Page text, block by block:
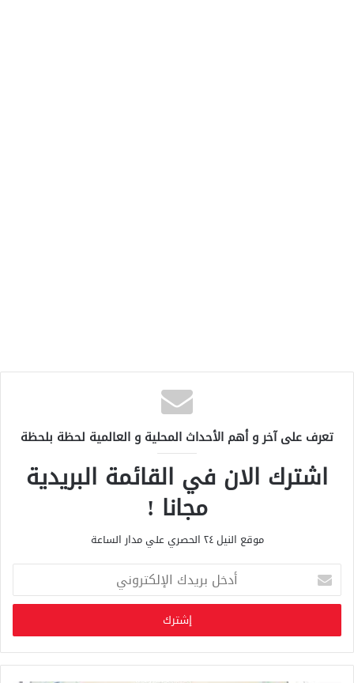
تعرف على آخر و أهم الأحداث المحلية و العالمية لحظة بلحظة
اشترك الان في القائمة البريدية
مجانا !
موقع النيل ٢٤ الحصري علي مدار الساعة
خ
ب
ر
ي